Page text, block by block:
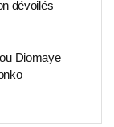
dévoilés
Diomaye